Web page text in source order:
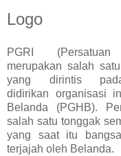
Logo
PGRI
merupakan salah
yang dirintis
didirikan organisasi
Belanda (PGHB).
salah satu tonggak
yang saat itu
terjajah oleh Belanda.